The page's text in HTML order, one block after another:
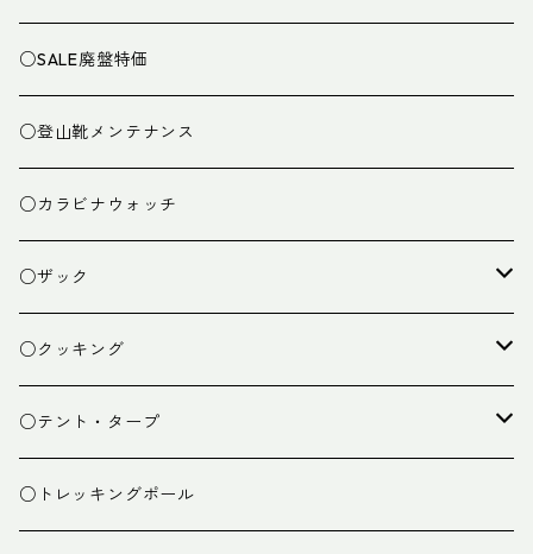
○SALE廃盤特価
○登山靴メンテナンス
○カラビナウォッチ
○ザック
ザック
スタッフバッグ
ザック小物
○クッキング
クッカー
バーナー
○テント・タープ
テント
○トレッキングポール